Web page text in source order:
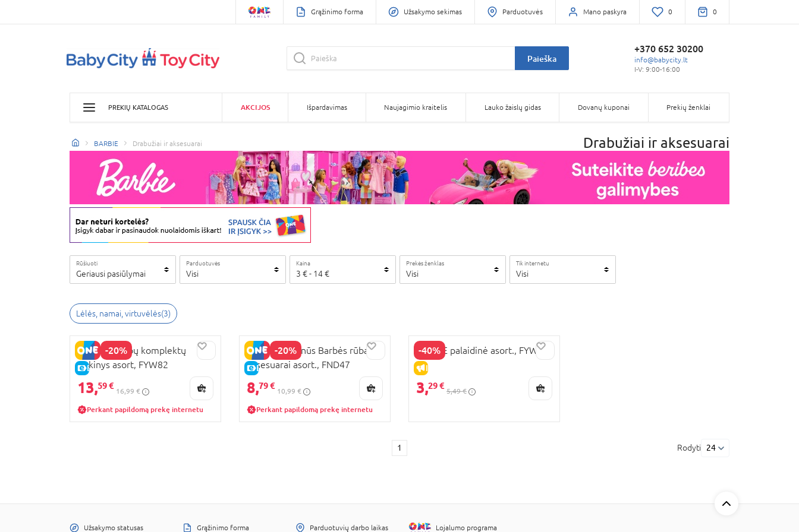
Grąžinimo forma Užsakymo sekimas Parduotuvės Mano paskyra 0 0
Paieška
+370 652 30200
info@babycity.lt
I-V: 9:00-16:00
PREKIŲ KATALOGAS AKCIJOS Išpardavimas Naujagimio kraitelis Lauko žaislų gidas Dovanų kuponai Prekių ženklai
BARBIE Drabužiai ir aksesuarai Drabužiai ir aksesuarai
Rūšiuoti
Geriausi pasiūlymai
Parduotuvės
Visi
Kaina
3 €- 14€
Prekės ženklas
Visi
Tik internetu
Visi
Lėlės, namai, virtuvėlės(3)
-20%
E-KAINA
BARBIE 2 rūbų komplektų
rinkinys asort, FYW82
13,59 €
16,99 €
Perkant papildomą prekę internetu
-20%
E-KAINA
BARBIE Puošnūs Barbės rūbai +
aksesuarai asort., FND47
8,79 €
10,99 €
Perkant papildomą prekę internetu
-40%
IŠPARDAVIMAS
BARBIE palaidinė asort., FYW84
3,29 €
5,49 €
1 Rodyti 24
Užsakymo statusas Grąžinimo forma Parduotuvių darbo laikas Lojalumo programa